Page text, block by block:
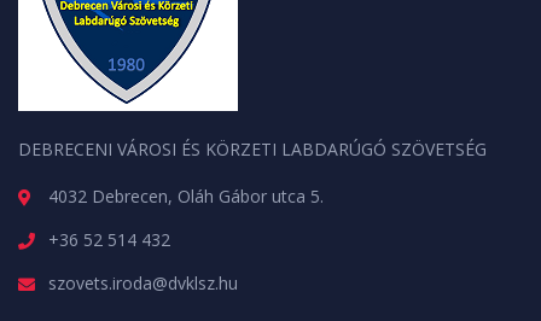
DEBRECENI VÁROSI ÉS KÖRZETI LABDARÚGÓ SZÖVETSÉG
4032 Debrecen, Oláh Gábor utca 5.
+36 52 514 432
szovets.iroda@dvklsz.hu